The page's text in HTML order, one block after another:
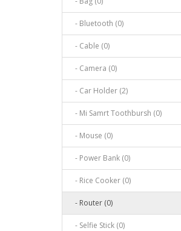
- Bluetooth (0)
- Cable (0)
- Camera (0)
- Car Holder (2)
- Mi Samrt Toothbursh (0)
- Mouse (0)
- Power Bank (0)
- Rice Cooker (0)
- Router (0)
- Selfie Stick (0)